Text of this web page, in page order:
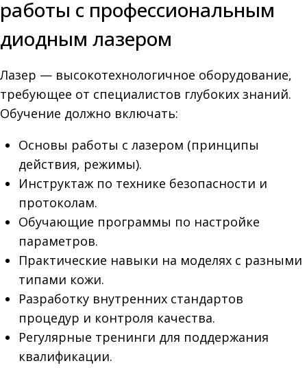
работы с профессиональным
диодным лазером
Лазер — высокотехнологичное оборудование,
требующее от специалистов глубоких знаний.
Обучение должно включать:
Основы работы с лазером (принципы
действия, режимы).
Инструктаж по технике безопасности и
протоколам.
Обучающие программы по настройке
параметров.
Практические навыки на моделях с разными
типами кожи.
Разработку внутренних стандартов
процедур и контроля качества.
Регулярные тренинги для поддержания
квалификации.